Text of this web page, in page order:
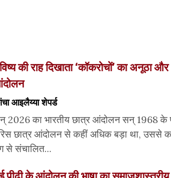
की राह दिखाता ‘कॉकरोचों’ का अनूठा
आइलैय्या शेपर्ड
2026 का भारतीय छात्र आंदोलन सन् 1968 के
छात्र आंदोलन से कहीं अधिक बड़ा था, उससे
से संचालित...